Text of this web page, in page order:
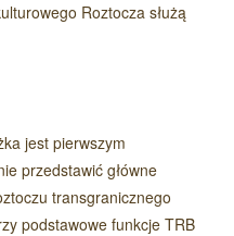
Roztocza służą
jest pierwszym
przedstawić główne
transgranicznego
podstawowe funkcje TRB